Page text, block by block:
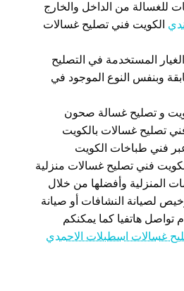
للغسالة من الداخل والخارج
الكويت فني تصليح غسالات
المستخدمة في التصليح
100 ٪ومطابقة وبنفس النوع الموجود في
و تصليح غسالة صحون
تصليح غسالات بالكويت
فني طباخات الكويت
فني تصليح غسالات منزلية
المنزلية وأفضلها من خلال
لصيانة النشافات أو صيانة
تواصل هاتفيا كما يمكنكم
غسالات اسطبلات الاحمدي